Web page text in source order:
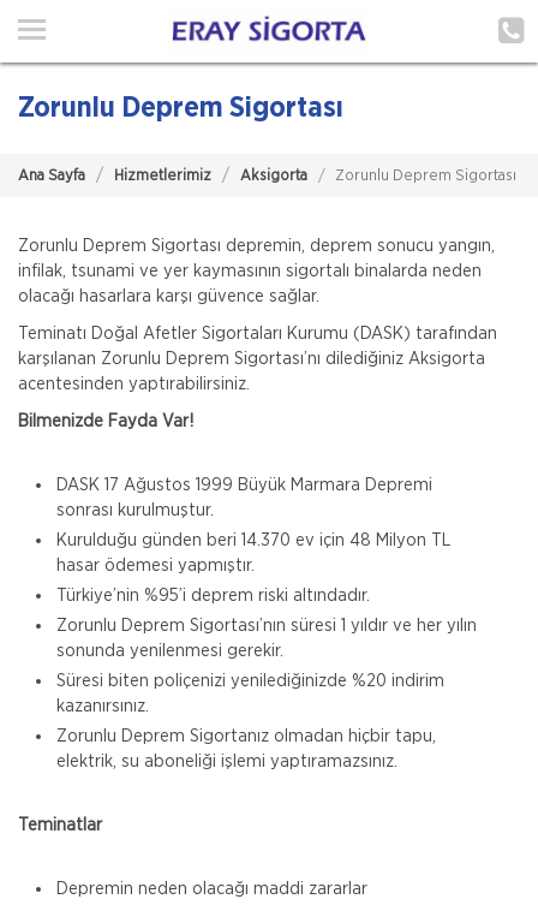
Ana Sayfa
Poliçe Hatırlat
İletişim
Müşteri Girişi
TEKLİF AL
Zorunlu Deprem Sigortası
Ana Sayfa Hizmetlerimiz Aksigorta Zorunlu Deprem Sigortası
Zorunlu Deprem Sigortası depremin, deprem sonucu yangın,
infilak, tsunami ve yer kaymasının sigortalı binalarda neden
olacağı hasarlara karşı güvence sağlar.
Teminatı Doğal Afetler Sigortaları Kurumu (DASK) tarafından
karşılanan Zorunlu Deprem Sigortası’nı dilediğiniz Aksigorta
acentesinden yaptırabilirsiniz.
Bilmenizde Fayda Var!
DASK 17 Ağustos 1999 Büyük Marmara Depremi
sonrası kurulmuştur.
Kurulduğu günden beri 14.370 ev için 48 Milyon TL
hasar ödemesi yapmıştır.
Türkiye’nin %95’i deprem riski altındadır.
Zorunlu Deprem Sigortası’nın süresi 1 yıldır ve her yılın
sonunda yenilenmesi gerekir.
Süresi biten poliçenizi yenilediğinizde %20 indirim
kazanırsınız.
Zorunlu Deprem Sigortanız olmadan hiçbir tapu,
elektrik, su aboneliği işlemi yaptıramazsınız.
Teminatlar
Depremin neden olacağı maddi zararlar